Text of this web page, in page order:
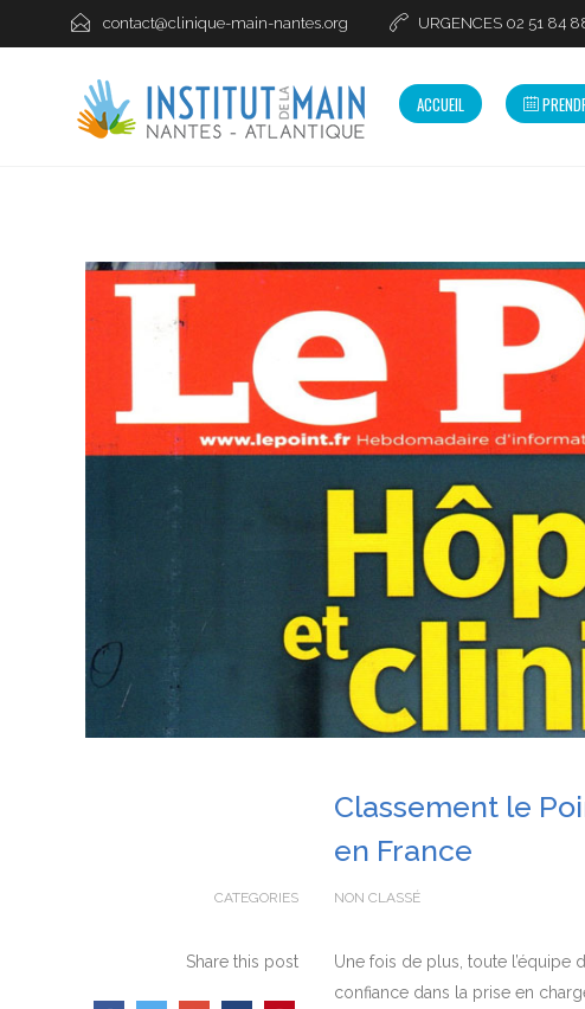
contact@clinique-main-nantes.org URGENCES 02 51 84
ACCUEIL
Classement le
en France
CATEGORIES NON CLASSÉ
Share this post
Une fois de plus, toute l’équipe
confiance dans la prise en